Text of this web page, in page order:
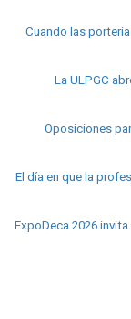
Cuando las
La ULPGC
Oposiciones
El día en que la
ExpoDeca 2026